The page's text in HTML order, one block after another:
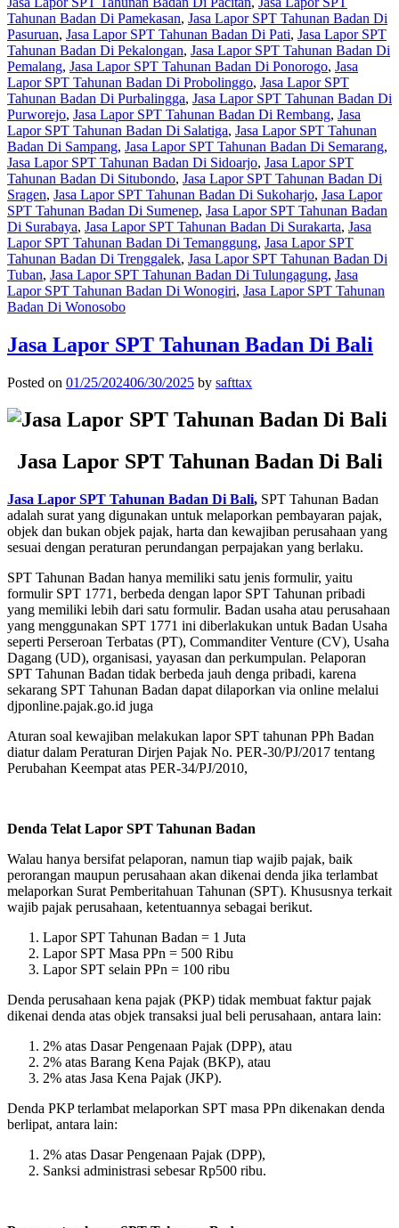
Tahunan Badan Di Pamekasan, Jasa Lapor SPT Tahunan Badan Di
Pasuruan, Jasa Lapor SPT Tahunan Badan Di Pati, Jasa Lapor SPT
Tahunan Badan Di Pekalongan, Jasa Lapor SPT Tahunan Badan Di
Pemalang, Jasa Lapor SPT Tahunan Badan Di Ponorogo, Jasa
Lapor SPT Tahunan Badan Di Probolinggo, Jasa Lapor SPT
Tahunan Badan Di Purbalingga, Jasa Lapor SPT Tahunan Badan Di
Purworejo, Jasa Lapor SPT Tahunan Badan Di Rembang, Jasa
Lapor SPT Tahunan Badan Di Salatiga, Jasa Lapor SPT Tahunan
Badan Di Sampang, Jasa Lapor SPT Tahunan Badan Di Semarang,
Jasa Lapor SPT Tahunan Badan Di Sidoarjo, Jasa Lapor SPT
Tahunan Badan Di Situbondo, Jasa Lapor SPT Tahunan Badan Di
Sragen, Jasa Lapor SPT Tahunan Badan Di Sukoharjo, Jasa Lapor
SPT Tahunan Badan Di Sumenep, Jasa Lapor SPT Tahunan Badan
Di Surabaya, Jasa Lapor SPT Tahunan Badan Di Surakarta, Jasa
Lapor SPT Tahunan Badan Di Temanggung, Jasa Lapor SPT
Tahunan Badan Di Trenggalek, Jasa Lapor SPT Tahunan Badan Di
Tuban, Jasa Lapor SPT Tahunan Badan Di Tulungagung, Jasa
Lapor SPT Tahunan Badan Di Wonogiri, Jasa Lapor SPT Tahunan
Badan Di Wonosobo
Jasa Lapor SPT Tahunan Badan Di Bali
Posted on 01/25/202406/30/2025 by safttax
Jasa Lapor SPT Tahunan Badan Di Bali
Jasa Lapor SPT Tahunan Badan Di Bali, SPT Tahunan Badan
adalah surat yang digunakan untuk melaporkan pembayaran pajak,
objek dan bukan objek pajak, harta dan kewajiban perusahaan yang
sesuai dengan peraturan perundangan perpajakan yang berlaku.
SPT Tahunan Badan hanya memiliki satu jenis formulir, yaitu
formulir SPT 1771, berbeda dengan lapor SPT Tahunan pribadi
yang memiliki lebih dari satu formulir. Badan usaha atau perusahaan
yang menggunakan SPT 1771 ini diberlakukan untuk Badan Usaha
seperti Perseroan Terbatas (PT), Commanditer Venture (CV), Usaha
Dagang (UD), organisasi, yayasan dan perkumpulan. Pelaporan
SPT Tahunan Badan tidak berbeda jauh denga pribadi, karena
sekarang SPT Tahunan Badan dapat dilaporkan via online melalui
djponline.pajak.go.id juga
Aturan soal kewajiban melakukan lapor SPT tahunan PPh Badan
diatur dalam Peraturan Dirjen Pajak No. PER-30/PJ/2017 tentang
Perubahan Keempat atas PER-34/PJ/2010,
Denda Telat Lapor SPT Tahunan Badan
Walau hanya bersifat pelaporan, namun tiap wajib pajak, baik
perorangan maupun perusahaan akan dikenai denda jika terlambat
melaporkan Surat Pemberitahuan Tahunan (SPT). Khususnya terkait
wajib pajak perusahaan, ketentuannya sebagai berikut.
Lapor SPT Tahunan Badan = 1 Juta
Lapor SPT Masa PPn = 500 Ribu
Lapor SPT selain PPn = 100 ribu
Denda perusahaan kena pajak (PKP) tidak membuat faktur pajak
dikenai denda atas objek transaksi jual beli perusahaan, antara lain:
2% atas Dasar Pengenaan Pajak (DPP), atau
2% atas Barang Kena Pajak (BKP), atau
2% atas Jasa Kena Pajak (JKP).
Denda PKP terlambat melaporkan SPT masa PPn dikenakan denda
berlipat, antara lain:
2% atas Dasar Pengenaan Pajak (DPP),
Sanksi administrasi sebesar Rp500 ribu.